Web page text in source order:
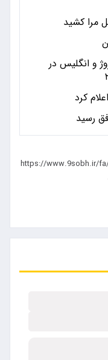
مرا کشید
و انگلیس در
کرد
رسید